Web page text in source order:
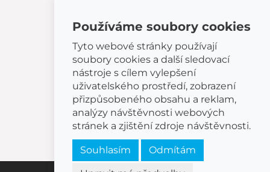
Další možnosti nákupu:
Najděte si prodejce poblíž.
Nebo volejte(+420) 544 224 338.
© 2026 BEMETA
Používáme soubory cookies
Tyto webové stránky používají
soubory cookies a další sledovací
nástroje s cílem vylepšení
uživatelského prostředí, zobrazení
přizpůsobeného obsahu a reklam,
analýzy návštěvnosti webových
stránek a zjištění zdroje návštěvnosti.
Souhlasím Odmítám